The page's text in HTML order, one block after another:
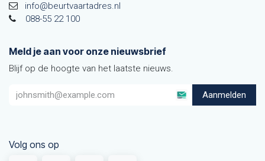
info@beurtvaartadres.nl
088-55 22 100
Meld je aan voor onze nieuwsbrief
Blijf op de hoogte van het laatste nieuws.
Aanmelden
Volg ons op